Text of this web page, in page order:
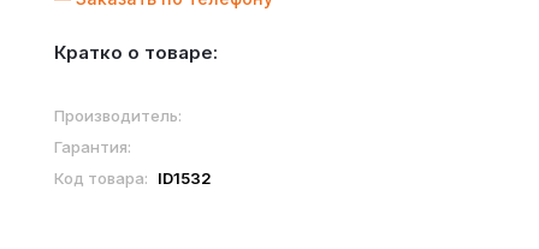
Кратко о товаре:
Производитель:
Гарантия:
Код товара:
ID1532